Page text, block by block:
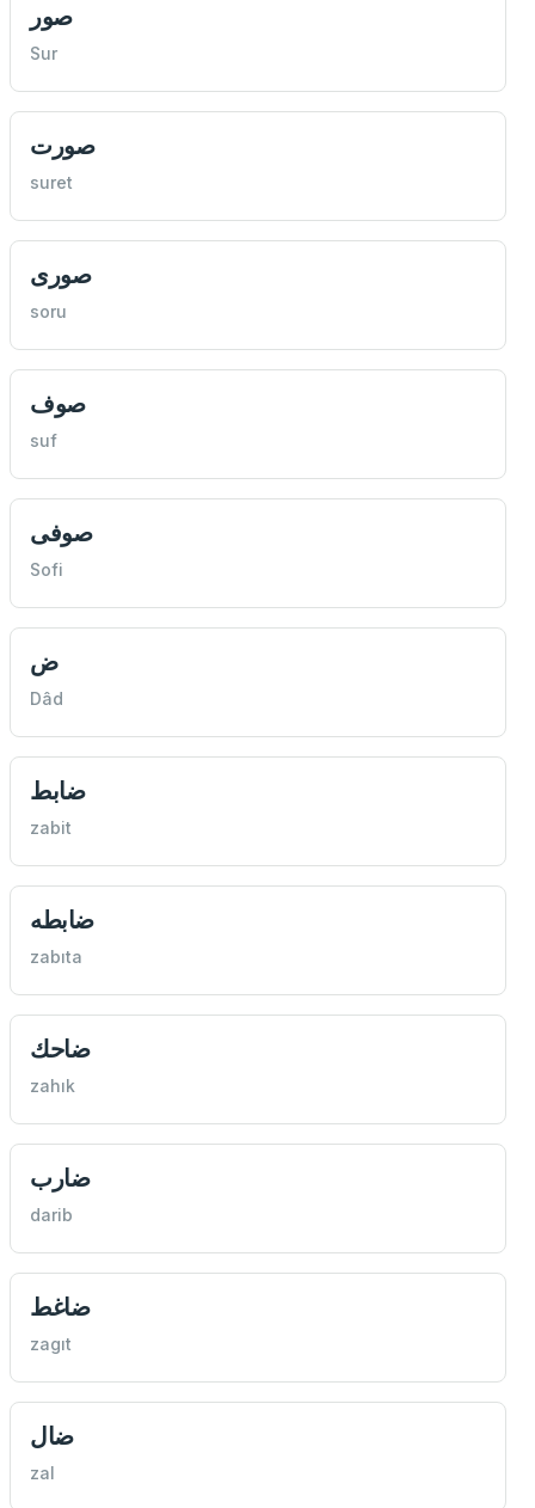
صور
Sur
صورت
suret
صوری
soru
صوف
suf
صوفی
Sofi
ض
Dâd
ضابط
zabit
ضابطه
zabıta
ضاحك
zahık
ضارب
darib
ضاغط
zagıt
ضال
zal